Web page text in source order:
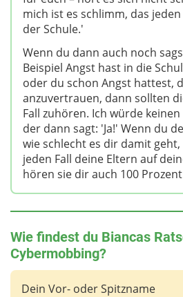
mich ist es schlimm, das
der Schule.'
Wenn du dann auch noch
Beispiel Angst hast in die
oder du schon Angst hattest,
anzuvertrauen, dann sollten
Fall zuhören. Ich würde
der dann sagt: 'Ja!' Wenn du
wie schlecht es dir damit
jeden Fall deine Eltern auf
hören sie dir auch 100
Wie findest du Biancas
Cybermobbing?
Dein Vor- oder Spitzname